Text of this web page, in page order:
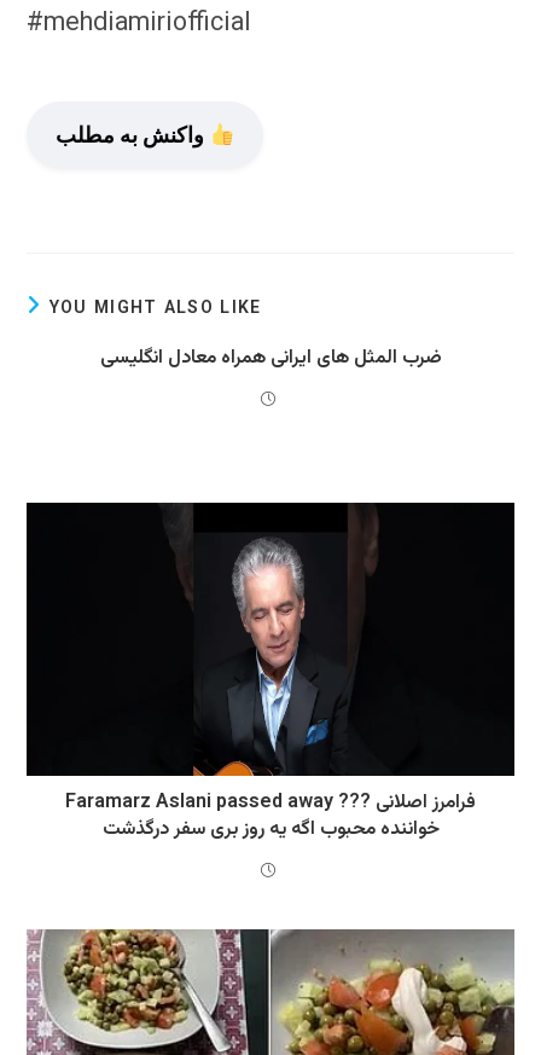
#mehdiamiriofficial
واکنش به مطلب
YOU MIGHT ALSO LIKE
ضرب المثل های ایرانی همراه معادل انگلیسی
Faramarz Aslani passed away ??? فرامرز اصلانی
خواننده محبوب اگه یه روز بری سفر درگذشت